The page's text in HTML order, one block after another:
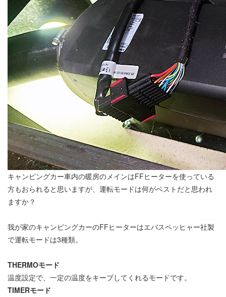
キャンピングカー車内の暖房のメインはFFヒーターを使っている
方もおられると思いますが、運転モードは何がベストだと思われ
ますか？
我が家のキャンピングカーのFFヒーターはエバスペッヒャー社製
で運転モードは3種類。
THERMOモード
温度設定で、一定の温度をキープしてくれるモードです。
TIMERモード